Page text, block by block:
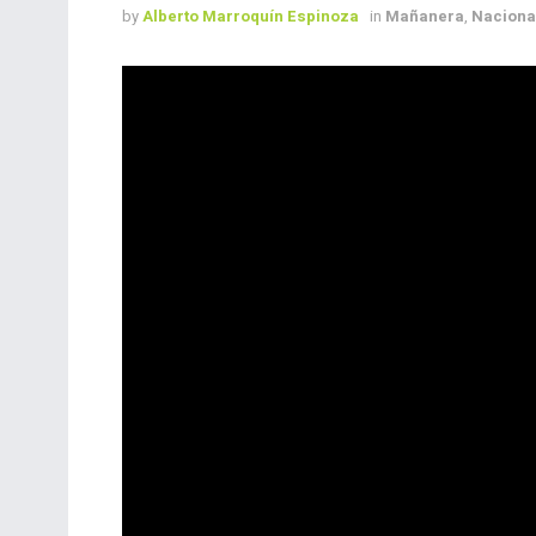
byAlberto Marroquín Espinoza in Mañanera,